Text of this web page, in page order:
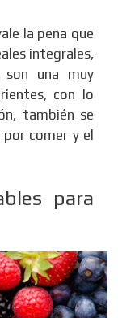
la pena que
integrales,
una muy
con lo
también se
comer y el
para